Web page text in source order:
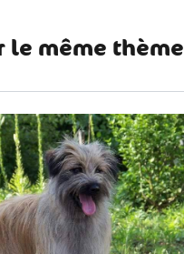
le même thème